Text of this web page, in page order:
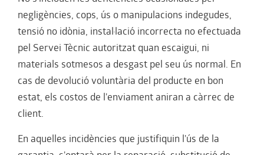
negligències, cops, ús o manipulacions indegudes,
tensió no idònia, instal·lació incorrecta no efectuada
pel Servei Tècnic autoritzat quan escaigui, ni
materials sotmesos a desgast pel seu ús normal. En
cas de devolució voluntària del producte en bon
estat, els costos de l'enviament aniran a càrrec de
client.
En aquelles incidències que justifiquin l'ús de la